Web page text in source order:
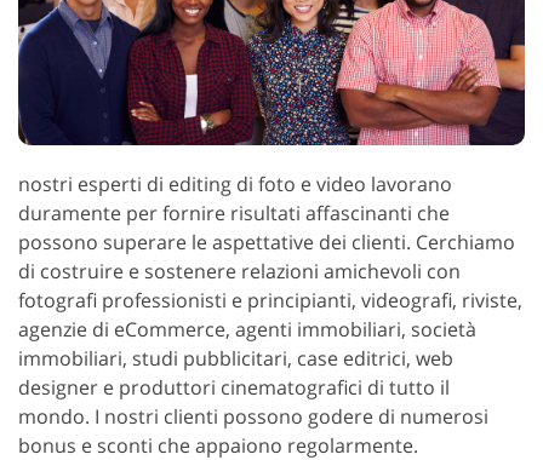
nostri esperti di editing di foto e video lavorano
duramente per fornire risultati affascinanti che
possono superare le aspettative dei clienti. Cerchiamo
di costruire e sostenere relazioni amichevoli con
fotografi professionisti e principianti, videografi, riviste,
agenzie di eCommerce, agenti immobiliari, società
immobiliari, studi pubblicitari, case editrici, web
designer e produttori cinematografici di tutto il
mondo. I nostri clienti possono godere di numerosi
bonus e sconti che appaiono regolarmente.